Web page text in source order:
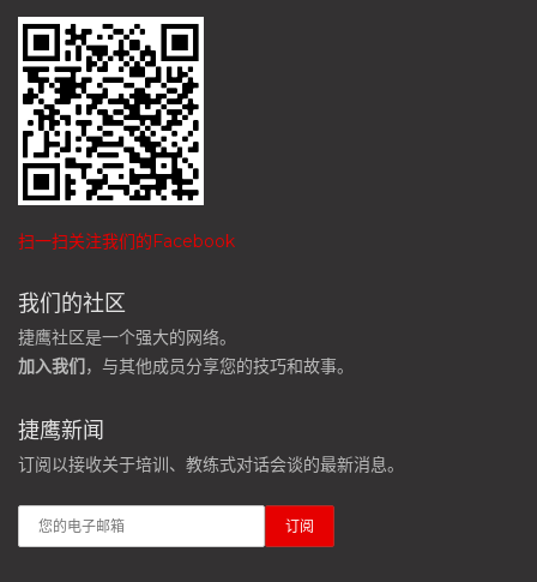
扫一扫关注我们的Facebook
我们的社区
捷鹰社区是一个强大的网络。
加入我们，与其他成员分享您的技巧和故事。
捷鹰新闻
订阅以接收关于培训、教练式对话会谈的最新消息。